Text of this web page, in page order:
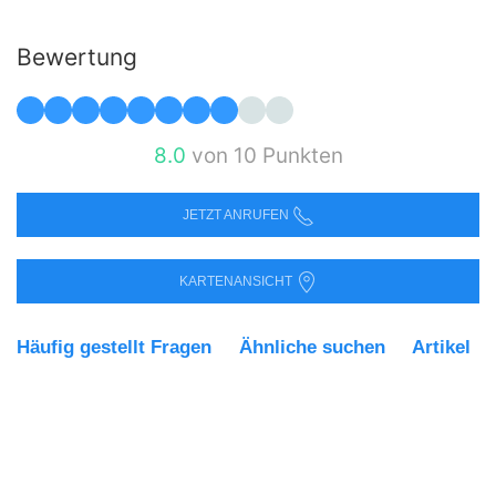
Bewertung
8.0 von 10 Punkten
JETZT ANRUFEN
KARTENANSICHT
Häufig gestellt Fragen Ähnliche suchen Artikel